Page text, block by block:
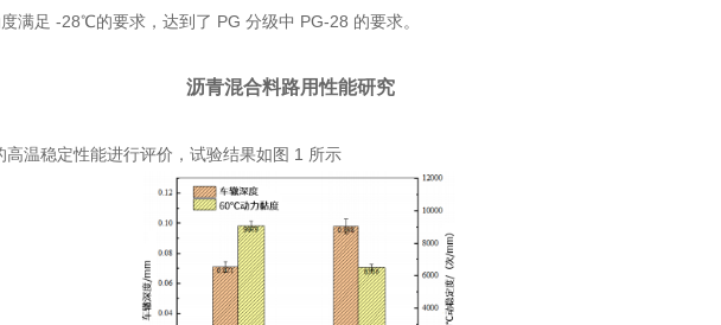
满足 -28℃的要求，达到了 PG 分级中 PG-28 的要求。
沥青混合料路用性能研究
温稳定性能进行评价，试验结果如图 1 所示